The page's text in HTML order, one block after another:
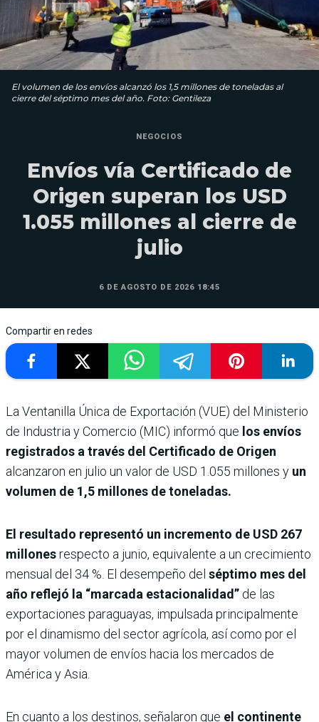
El volumen de los envíos alcanzó los 1,5 millones de toneladas al
cierre del séptimo mes del año. Foto: Gentileza
NEGOCIOS
Envíos vía Certificado de
Origen superan los USD
1.055 millones al cierre de
julio
6 DE AGOSTO DE 2026 18:45
Compartir en redes
La Ventanilla Única de Exportación (VUE) del Ministerio
de Industria y Comercio (MIC) informó que los envíos
registrados a través del Certificado de Origen
alcanzaron en julio un valor de USD 1.055 millones y un
volumen de 1,5 millones de toneladas.
El resultado representó un incremento de USD 267
millonesrespecto a junio, equivalente a un crecimiento
mensual del 34 %. El desempeño del séptimo mes del
año reflejó la “marcada estacionalidad” de las
exportaciones paraguayas, impulsada principalmente
por el dinamismo del sector agrícola, así como por el
mayor volumen de envíos hacia los mercados de
América y Asia.
En cuanto a los destinos, señalaron que el continente